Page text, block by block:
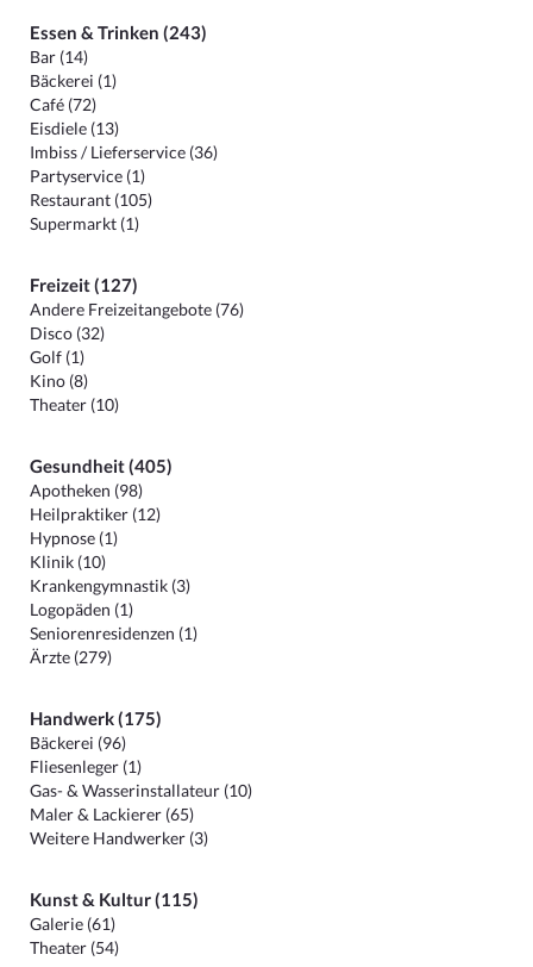
Essen & Trinken (243)
Bar (14)
Bäckerei (1)
Café (72)
Eisdiele (13)
Imbiss / Lieferservice (36)
Partyservice (1)
Restaurant (105)
Supermarkt (1)
Freizeit (127)
Andere Freizeitangebote (76)
Disco (32)
Golf (1)
Kino (8)
Theater (10)
Gesundheit (405)
Apotheken (98)
Heilpraktiker (12)
Hypnose (1)
Klinik (10)
Krankengymnastik (3)
Logopäden (1)
Seniorenresidenzen (1)
Ärzte (279)
Handwerk (175)
Bäckerei (96)
Fliesenleger (1)
Gas- & Wasserinstallateur (10)
Maler & Lackierer (65)
Weitere Handwerker (3)
Kunst & Kultur (115)
Galerie (61)
Theater (54)